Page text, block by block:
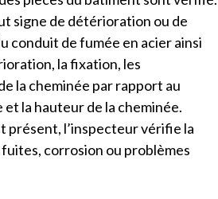
signe de détérioration ou de
conduit de fumée en acier ainsi
la fixation, les
la cheminée par rapport au
la hauteur de la cheminée.
présent, l’inspecteur vérifie la
corrosion ou problèmes